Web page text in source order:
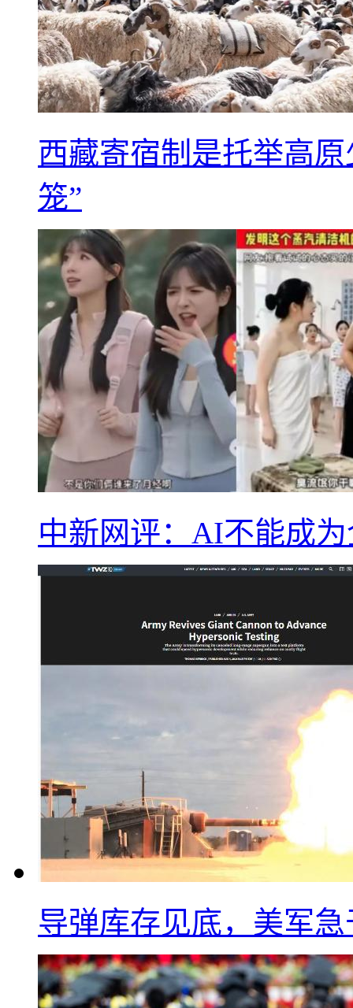
西藏寄宿制是托举高
笼”
中新网评：AI不能成
导弹库存见底，美军